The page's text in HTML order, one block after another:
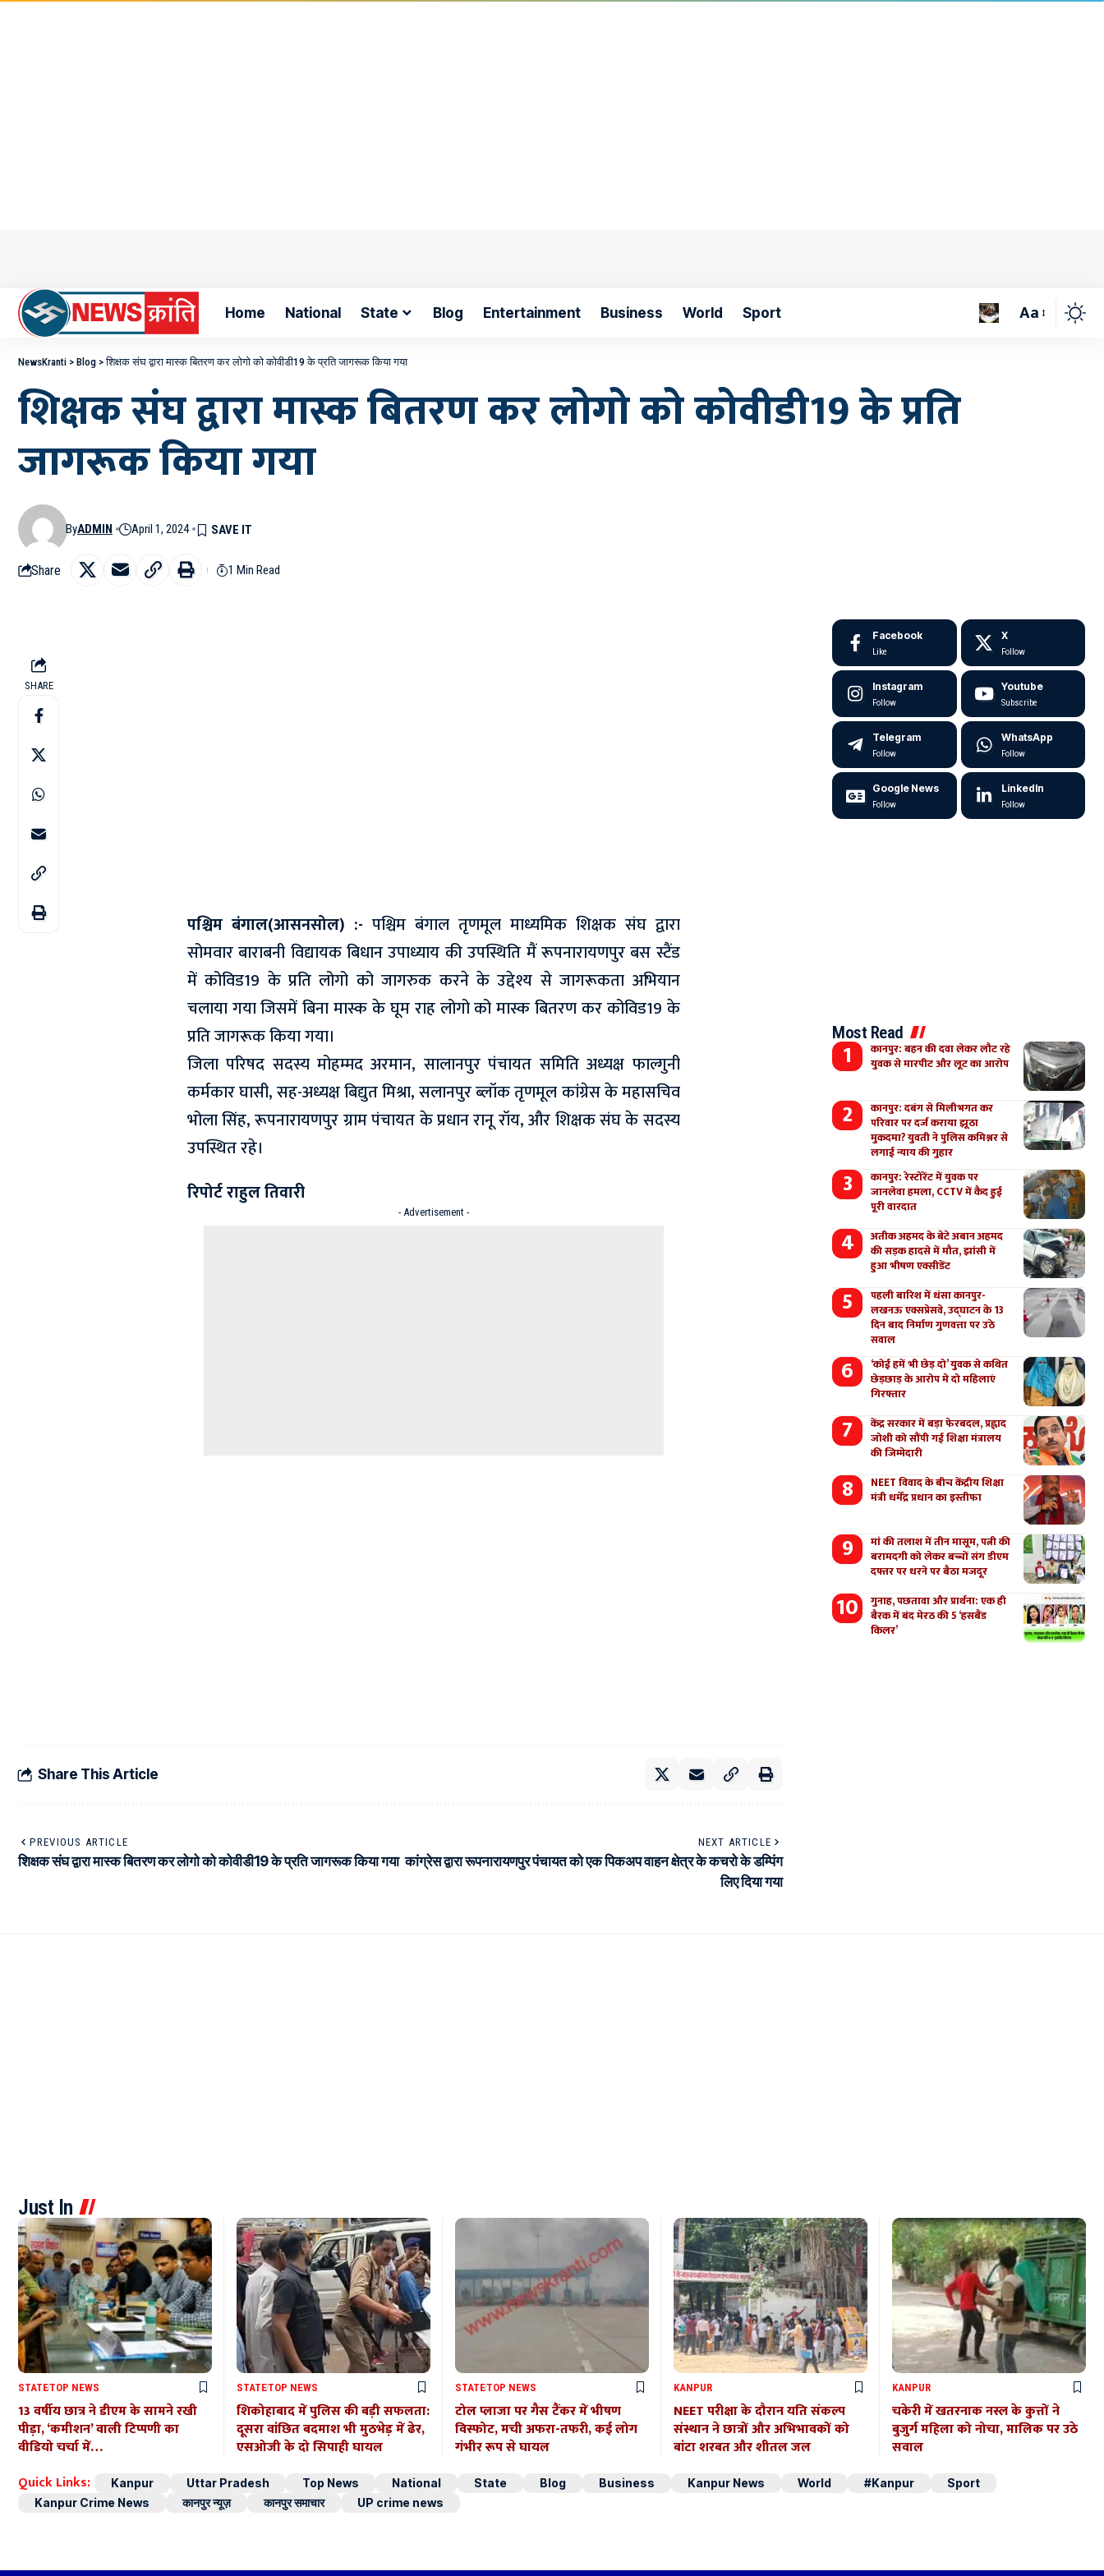
Home National State Blog Entertainment Business World Sport Aa
NewsKranti > Blog >शिक्षक संघ द्वारा मास्क बितरण कर लोगो को कोवीडी19 के प्रति जागरूक किया गया
शिक्षक संघ द्वारा मास्क बितरण कर लोगो को कोवीडी19 के प्रति
जागरूक किया गया
ByADMIN April 1, 2024
Share 1 Min Read
SHARE
पश्चिम बंगाल(आसनसोल) :- पश्चिम बंगाल तृणमूल माध्यमिक शिक्षक संघ द्वारा
सोमवार बाराबनी विद्यायक बिधान उपाध्याय की उपस्थिति मैं रूपनारायणपुर बस स्टैंड
में कोविड19 के प्रति लोगो को जागरुक करने के उद्देश्य से जागरूकता अभियान
चलाया गया जिसमें बिना मास्क के घूम राह लोगो को मास्क बितरण कर कोविड19 के
प्रति जागरूक किया गया।
जिला परिषद सदस्य मोहम्मद अरमान, सालानपुर पंचायत समिति अध्यक्ष फाल्गुनी
कर्मकार घासी, सह-अध्यक्ष बिद्युत मिश्रा, सलानपुर ब्लॉक तृणमूल कांग्रेस के महासचिव
भोला सिंह, रूपनारायणपुर ग्राम पंचायत के प्रधान रानू रॉय, और शिक्षक संघ के सदस्य
उपस्थित रहे।
रिपोर्ट राहुल तिवारी
- Advertisement -
Share This Article
PREVIOUS ARTICLE
शिक्षक संघ द्वारा मास्क बितरण कर लोगो को कोवीडी19 के प्रति जागरूक किया गया
NEXT ARTICLE
कांग्रेस द्वारा रूपनारायणपुर पंचायत को एक पिकअप वाहन क्षेत्र के कचरो के डम्पिंग
लिए दिया गया
Facebook
Like
X
Follow
Instagram
Follow
Youtube
Subscribe
Telegram
Follow
WhatsApp
Follow
Google News
Follow
LinkedIn
Follow
Most Read
कानपुर: बहन की दवा लेकर लौट रहे
युवक से मारपीट और लूट का आरोप
कानपुर: दबंग से मिलीभगत कर
परिवार पर दर्ज कराया झूठा
मुकदमा? युवती ने पुलिस कमिश्नर से
लगाई न्याय की गुहार
कानपुर: रेस्टोरेंट में युवक पर
जानलेवा हमला, CCTV में कैद हुई
पूरी वारदात
अतीक अहमद के बेटे अबान अहमद
की सड़क हादसे में मौत, झांसी में
हुआ भीषण एक्सीडेंट
पहली बारिश में धंसा कानपुर-
लखनऊ एक्सप्रेसवे, उद्घाटन के 13
दिन बाद निर्माण गुणवत्ता पर उठे
सवाल
‘कोई हमें भी छेड़ दो’ युवक से कथित
छेड़छाड़ के आरोप मे दो महिलाएं
गिरफ्तार
केंद्र सरकार में बड़ा फेरबदल, प्रह्लाद
जोशी को सौंपी गई शिक्षा मंत्रालय
की जिम्मेदारी
NEET विवाद के बीच केंद्रीय शिक्षा
मंत्री धर्मेंद्र प्रधान का इस्तीफा
मां की तलाश में तीन मासूम, पत्नी की
बरामदगी को लेकर बच्चों संग डीएम
दफ्तर पर धरने पर बैठा मजदूर
गुनाह, पछतावा और प्रार्थना: एक ही
बैरक में बंद मेरठ की 5 ‘हसबैंड
किलर’
Just In
STATETOP NEWS
13 वर्षीय छात्र ने डीएम के सामने रखी
पीड़ा, ‘कमीशन’ वाली टिप्पणी का
वीडियो चर्चा में…
STATETOP NEWS
शिकोहाबाद में पुलिस की बड़ी सफलता:
दूसरा वांछित बदमाश भी मुठभेड़ में ढेर,
एसओजी के दो सिपाही घायल
STATETOP NEWS
टोल प्लाजा पर गैस टैंकर में भीषण
विस्फोट, मची अफरा-तफरी, कई लोग
गंभीर रूप से घायल
KANPUR
NEET परीक्षा के दौरान यति संकल्प
संस्थान ने छात्रों और अभिभावकों को
बांटा शरबत और शीतल जल
KANPUR
चकेरी में खतरनाक नस्ल के कुत्तों ने
बुजुर्ग महिला को नोचा, मालिक पर उठे
सवाल
Quick Links:
Kanpur Uttar Pradesh Top News National State Blog Business Kanpur News World #Kanpur
Sport
Kanpur Crime News
कानपुर न्यूज़ कानपुर समाचार UP crime news